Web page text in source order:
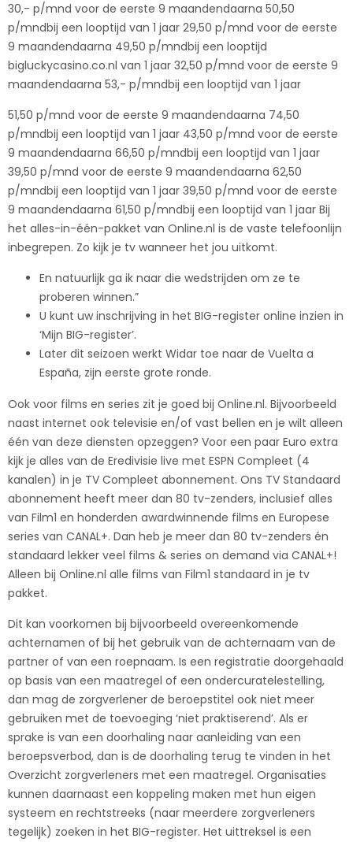
30,- p/mnd voor de eerste 9 maandendaarna 50,50
p/mndbij een looptijd van 1 jaar 29,50 p/mnd voor de eerste
9 maandendaarna 49,50 p/mndbij een looptijd
bigluckycasino.co.nl van 1 jaar 32,50 p/mnd voor de eerste 9
maandendaarna 53,- p/mndbij een looptijd van 1 jaar
51,50 p/mnd voor de eerste 9 maandendaarna 74,50
p/mndbij een looptijd van 1 jaar 43,50 p/mnd voor de eerste
9 maandendaarna 66,50 p/mndbij een looptijd van 1 jaar
39,50 p/mnd voor de eerste 9 maandendaarna 62,50
p/mndbij een looptijd van 1 jaar 39,50 p/mnd voor de eerste
9 maandendaarna 61,50 p/mndbij een looptijd van 1 jaar Bij
het alles-in-één-pakket van Online.nl is de vaste telefoonlijn
inbegrepen. Zo kijk je tv wanneer het jou uitkomt.
En natuurlijk ga ik naar die wedstrijden om ze te
proberen winnen.”
U kunt uw inschrijving in het BIG-register online inzien in
‘Mijn BIG-register’.
Later dit seizoen werkt Widar toe naar de Vuelta a
España, zijn eerste grote ronde.
Ook voor films en series zit je goed bij Online.nl. Bijvoorbeeld
naast internet ook televisie en/of vast bellen en je wilt alleen
één van deze diensten opzeggen? Voor een paar Euro extra
kijk je alles van de Eredivisie live met ESPN Compleet (4
kanalen) in je TV Compleet abonnement. Ons TV Standaard
abonnement heeft meer dan 80 tv-zenders, inclusief alles
van Film1 en honderden awardwinnende films en Europese
series van CANAL+. Dan heb je meer dan 80 tv-zenders én
standaard lekker veel films & series on demand via CANAL+!
Alleen bij Online.nl alle films van Film1 standaard in je tv
pakket.
Dit kan voorkomen bij bijvoorbeeld overeenkomende
achternamen of bij het gebruik van de achternaam van de
partner of van een roepnaam. Is een registratie doorgehaald
op basis van een maatregel of een ondercuratelestelling,
dan mag de zorgverlener de beroepstitel ook niet meer
gebruiken met de toevoeging ‘niet praktiserend’. Als er
sprake is van een doorhaling naar aanleiding van een
beroepsverbod, dan is de doorhaling terug te vinden in het
Overzicht zorgverleners met een maatregel. Organisaties
kunnen daarnaast een koppeling maken met hun eigen
systeem en rechtstreeks (naar meerdere zorgverleners
tegelijk) zoeken in het BIG-register. Het uittreksel is een